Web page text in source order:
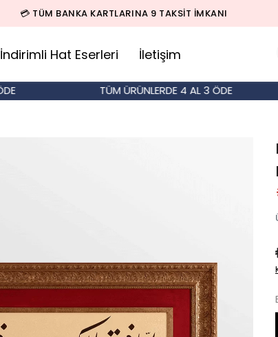
💳 TÜM BANKA KARTLARINA 9 TAKSİT İMKANI
İndirimli Hat Eserleri İletişim
TÜM ÜRÜNLERDE 4 AL 3 ÖDE